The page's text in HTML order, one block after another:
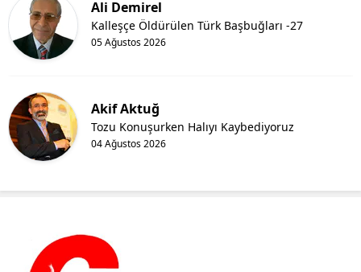
Ali Demirel
05 Ağustos 2026
Kalleşçe Öldürülen Türk Başbuğları -27
Akif Aktuğ
04 Ağustos 2026
Tozu Konuşurken Halıyı Kaybediyoruz